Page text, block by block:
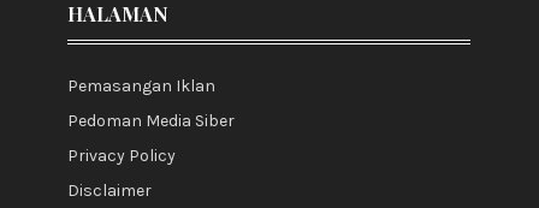
HALAMAN
Pemasangan Iklan
Pedoman Media Siber
Privacy Policy
Disclaimer